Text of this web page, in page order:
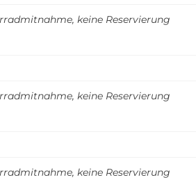
keine Reservierung
keine Reservierung
keine Reservierung